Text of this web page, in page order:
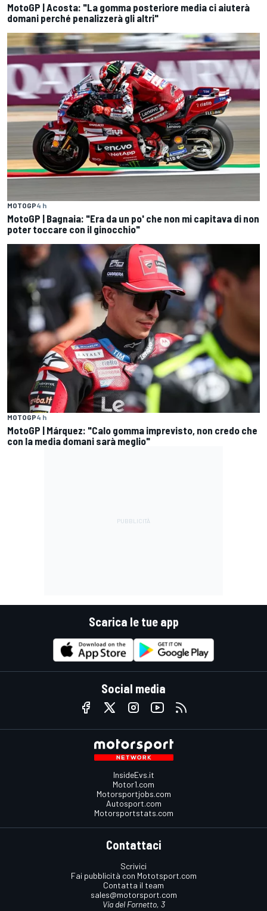
MotoGP | Acosta: "La gomma posteriore media ci aiuterà
domani perché penalizzerà gli altri"
MOTOGP4 h
MotoGP | Bagnaia: "Era da un po' che non mi capitava di non
poter toccare con il ginocchio"
MOTOGP4 h
MotoGP | Márquez: "Calo gomma imprevisto, non credo che
con la media domani sarà meglio"
Scarica le tue app
Social media
InsideEvs.it
Motor1.com
Motorsportjobs.com
Autosport.com
Motorsportstats.com
Contattaci
Scrivici
Fai pubblicità con Mototsport.com
Contatta il team
sales@motorsport.com
Via del Fornetto, 3